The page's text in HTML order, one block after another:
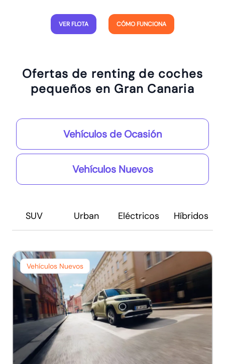
VER FLOTA CÓMO FUNCIONA
Ofertas de renting de coches
pequeños en Gran Canaria
Vehículos de Ocasión
Vehículos Nuevos
SUV Urban Eléctricos Híbridos
Vehículos Nuevos